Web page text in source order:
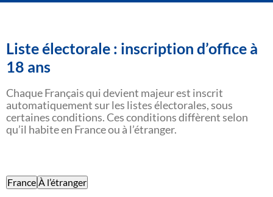
Liste électorale : inscription d’office à
18 ans
Chaque Français qui devient majeur est inscrit
automatiquement sur les listes électorales, sous
certaines conditions. Ces conditions diffèrent selon
qu’il habite en France ou à l’étranger.
France À l’étranger